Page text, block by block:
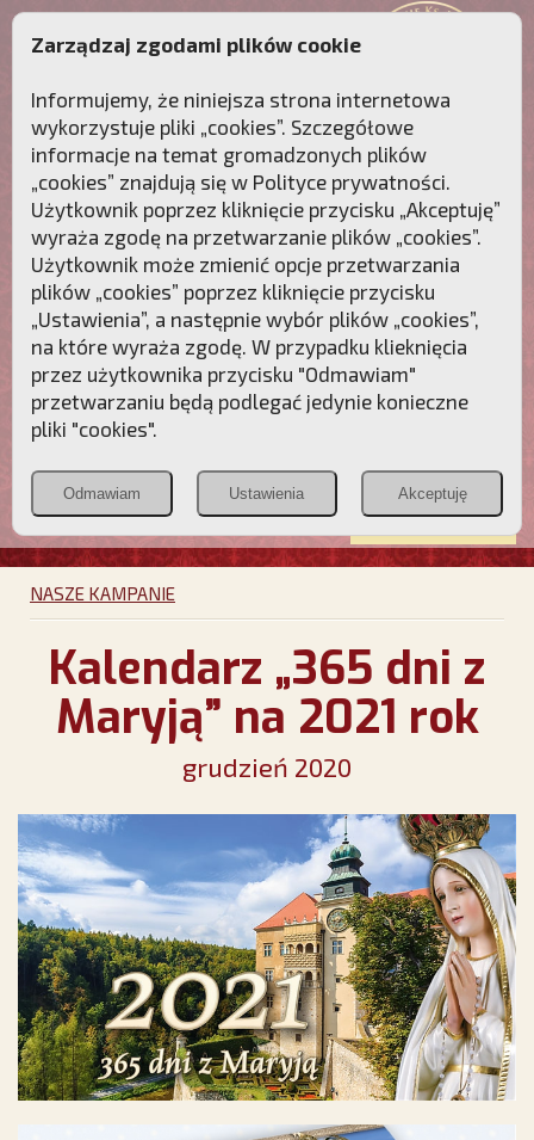
Przebudźmy sumienia Polaków!
Polonia
Christiana
PCh24.pl
Przymierze
POZNAJ APOSTOLAT FATIMY WESPRZYJ
NAS
NASZE KAMPANIE
Kalendarz „365 dni z
Maryją” na 2021 rok
grudzień 2020
Zarządzaj zgodami plików cookie
Informujemy, że niniejsza strona internetowa
wykorzystuje pliki „cookies”. Szczegółowe
informacje na temat gromadzonych plików
„cookies” znajdują się w Polityce prywatności.
Użytkownik poprzez kliknięcie przycisku „Akceptuję”
wyraża zgodę na przetwarzanie plików „cookies”.
Użytkownik może zmienić opcje przetwarzania
plików „cookies” poprzez kliknięcie przycisku
„Ustawienia”, a następnie wybór plików „cookies”,
na które wyraża zgodę. W przypadku klieknięcia
przez użytkownika przycisku "Odmawiam"
przetwarzaniu będą podlegać jedynie konieczne
pliki "cookies".
Odmawiam Ustawienia Akceptuję